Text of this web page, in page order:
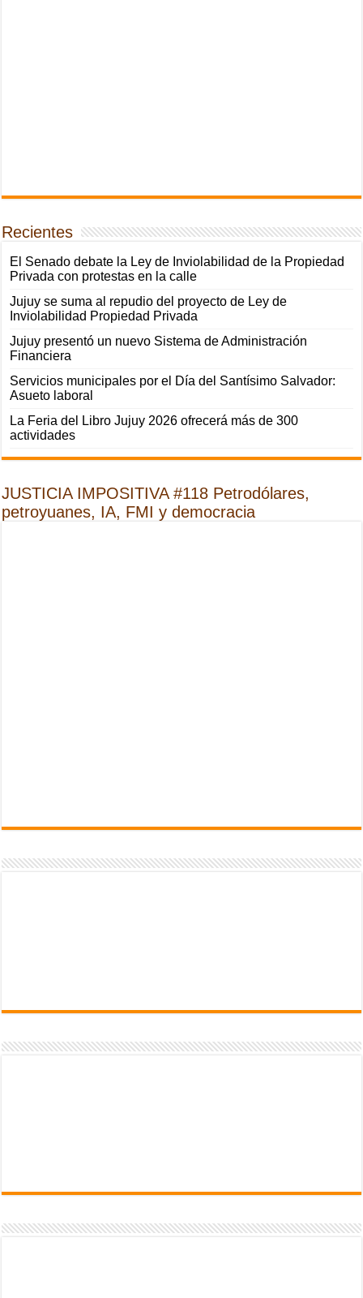
Recientes
El Senado debate la Ley de Inviolabilidad de la Propiedad
Privada con protestas en la calle
Jujuy se suma al repudio del proyecto de Ley de
Inviolabilidad Propiedad Privada
Jujuy presentó un nuevo Sistema de Administración
Financiera
Servicios municipales por el Día del Santísimo Salvador:
Asueto laboral
La Feria del Libro Jujuy 2026 ofrecerá más de 300
actividades
JUSTICIA IMPOSITIVA #118 Petrodólares,
petroyuanes, IA, FMI y democracia